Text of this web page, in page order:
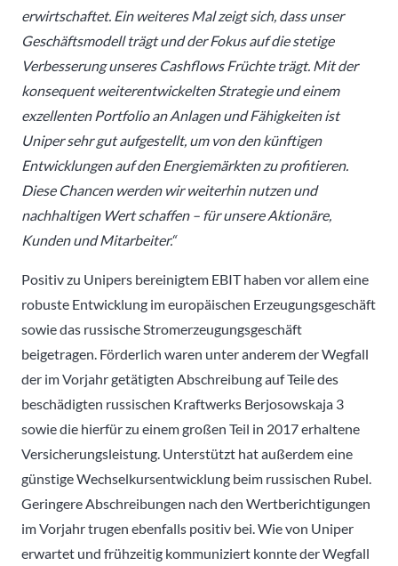
erwirtschaftet. Ein weiteres Mal zeigt sich, dass unser
Geschäftsmodell trägt und der Fokus auf die stetige
Verbesserung unseres Cashflows Früchte trägt. Mit der
konsequent weiterentwickelten Strategie und einem
exzellenten Portfolio an Anlagen und Fähigkeiten ist
Uniper sehr gut aufgestellt, um von den künftigen
Entwicklungen auf den Energiemärkten zu profitieren.
Diese Chancen werden wir weiterhin nutzen und
nachhaltigen Wert schaffen – für unsere Aktionäre,
Kunden und Mitarbeiter.“
Positiv zu Unipers bereinigtem EBIT haben vor allem eine
robuste Entwicklung im europäischen Erzeugungsgeschäft
sowie das russische Stromerzeugungsgeschäft
beigetragen. Förderlich waren unter anderem der Wegfall
der im Vorjahr getätigten Abschreibung auf Teile des
beschädigten russischen Kraftwerks Berjosowskaja 3
sowie die hierfür zu einem großen Teil in 2017 erhaltene
Versicherungsleistung. Unterstützt hat außerdem eine
günstige Wechselkursentwicklung beim russischen Rubel.
Geringere Abschreibungen nach den Wertberichtigungen
im Vorjahr trugen ebenfalls positiv bei. Wie von Uniper
erwartet und frühzeitig kommuniziert konnte der Wegfall